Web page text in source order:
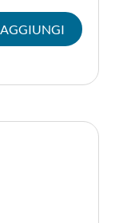
AGGIUNGI